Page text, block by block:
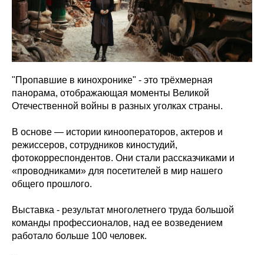
"Пропавшие в кинохронике" - это трёхмерная
панорама, отображающая моменты Великой
Отечественной войны в разных уголках страны.
В основе — истории кинооператоров, актеров и
режиссеров, сотрудников киностудий,
фотокорреспондентов. Они стали рассказчиками и
«проводниками» для посетителей в мир нашего
общего прошлого.
Выставка - результат многолетнего труда большой
команды профессионалов, над ее возведением
работало больше 100 человек.